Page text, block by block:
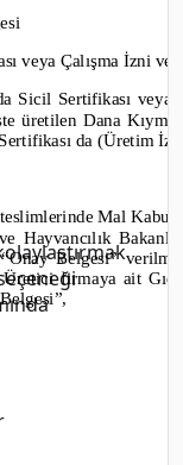
veya Çalışma İzni ve
Sicil Sertifikası veya
üretilen Dana
Sertifikası da
Mal Kabul
ve Hayvancılık
Belgesi”
firmaya ait